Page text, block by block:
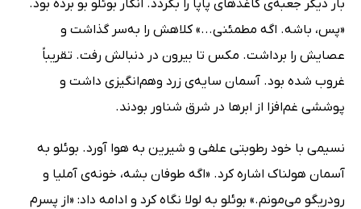
بار دیگر جعبه‌ی کاغذهای پاپا را بگردد. انگار بوئلو بو برده بود.
«پس، باشه. اگه مطمئنی...» کلاهش را به‌سر گذاشت و
عصایش را برداشت. مکس تا بیرون در دنبالش رفت. تقریباً
غروب شده بود. آسمان سایه‌ی زرد وهم‌انگیزی داشت و
پوششی غم‌افزا از ابرها در شرق شناور بودند.
نسیمی با خود رطوبتی علفی و شیرین به هوا ‌آورد. بوئلو به
آسمان هولناک اشاره کرد. «اگه طوفان بشه، خونه‌ی آملیا و
رودریگو می‌مونم.» بوئلو به لولا نگاه کرد و ادامه داد: «از پسرم